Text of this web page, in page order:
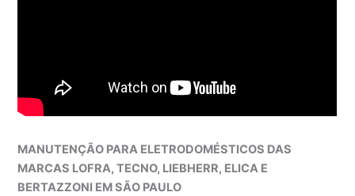
MANUTENÇÃO PARA ELETRODOMÉSTICOS DAS
MARCAS LOFRA, TECNO, LIEBHERR, ELICA E
BERTAZZONI EM SÃO PAULO